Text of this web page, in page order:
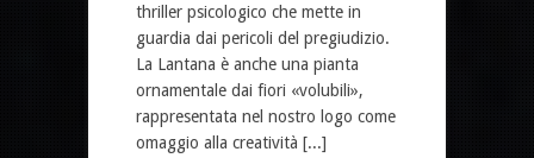
thriller psicologico che mette in
guardia dai pericoli del pregiudizio.
La Lantana è anche una pianta
ornamentale dai fiori «volubili»,
rappresentata nel nostro logo come
omaggio alla creatività [...]